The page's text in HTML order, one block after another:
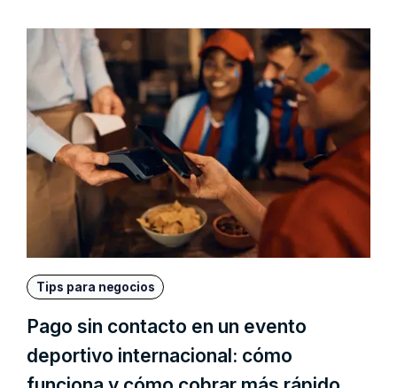
Tips para negocios
Pago sin contacto en un evento
deportivo internacional: cómo